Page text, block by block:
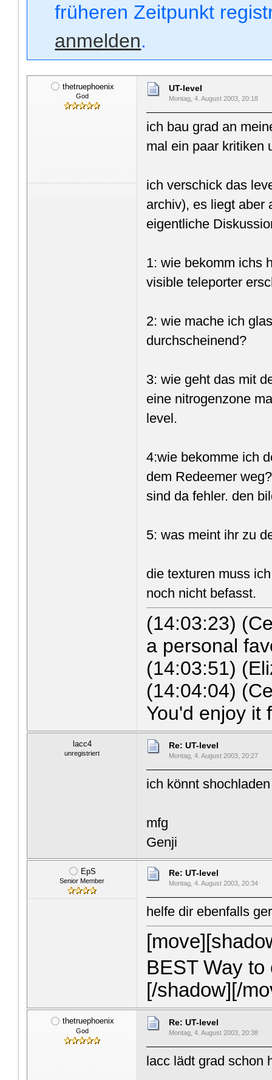
früheren Zeitpunkt
anmelden.
thetruephoenix
God
UT-level
Montag, 4. August 2003, 20:18
ich bau grad an
mal ein paar kritiken
ich verschick das
archiv), es liegt
eigentliche
1: wie bekomm ichs
visible teleporter
2: wie mache ich
durchscheinend?
3: wie geht das mit
eine nitrogenzone
level.
4:wie bekomme ich
dem Redeemer
sind da fehler. den
5: was meint ihr zu
die texturen muss
noch nicht befasst.
(14:03:23)
a personal
(14:03:51)
(14:04:04)
You'd enjoy it
lacc4
unregistriert
Re: UT-level
Montag, 4. August 2003, 20:27
ich könnt
mfg
Genji
EpS
Senior Member
Re: UT-level
Montag, 4. August 2003, 20:34
helfe dir ebenfalls
BEST Way
[/shadow][/
thetruephoenix
God
Re: UT-level
Montag, 4. August 2003, 20:38
lacc lädt grad schon